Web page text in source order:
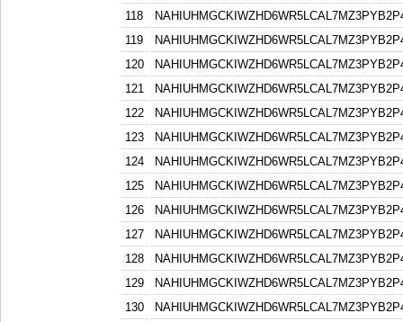
118
119
120
121
122
123
124
125
126
127
128
129
130